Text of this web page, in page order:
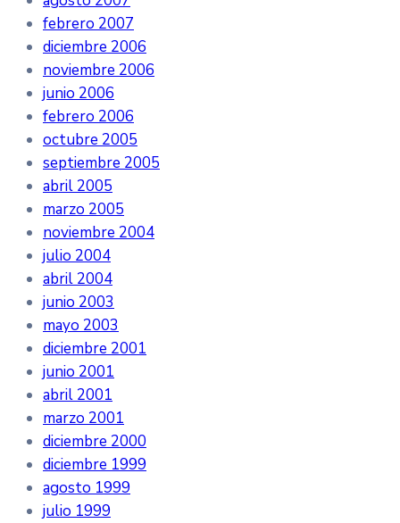
febrero 2007
diciembre 2006
noviembre 2006
junio 2006
febrero 2006
octubre 2005
septiembre 2005
abril 2005
marzo 2005
noviembre 2004
julio 2004
abril 2004
junio 2003
mayo 2003
diciembre 2001
junio 2001
abril 2001
marzo 2001
diciembre 2000
diciembre 1999
agosto 1999
julio 1999